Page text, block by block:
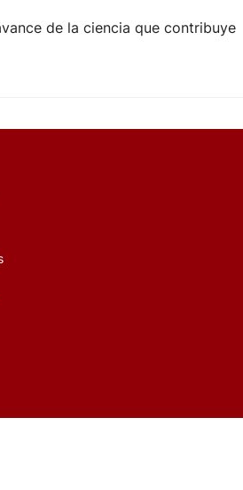
de la ciencia que contribuye